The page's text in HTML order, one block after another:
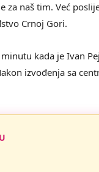
za naš tim. Već
Crnoj Gori.
kada je Ivan
izvođenja sa